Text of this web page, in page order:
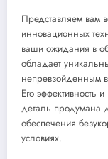
Представляем вам
инновационных
ваши ожидания в
обладает
непревзойденным
Его эффективность
деталь продумана
обеспечения
условиях.